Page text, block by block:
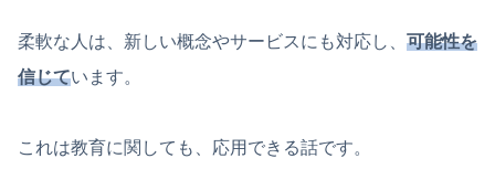
柔軟な人は、新しい概念やサービスにも対応し、 可能性を
信じています。
これは教育に関しても、応用できる話です。